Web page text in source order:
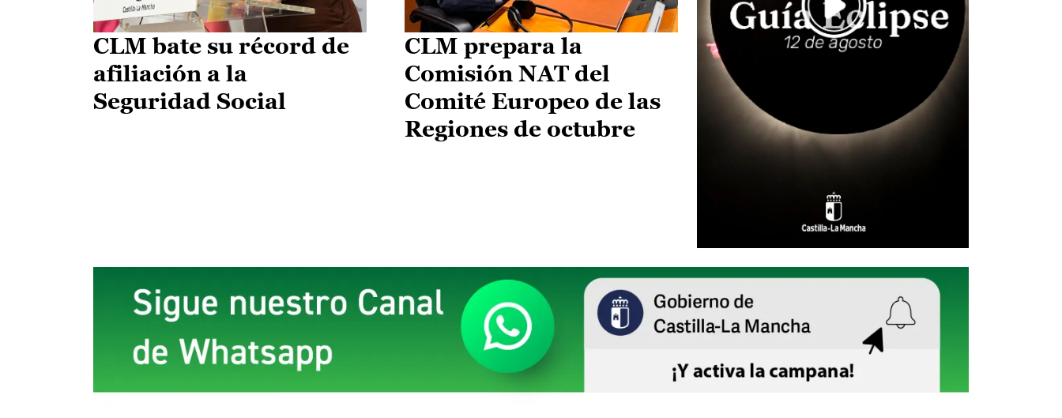
CLM bate su récord de
afiliación a la
Seguridad Social
CLM prepara la
Comisión NAT del
Comité Europeo de las
Regiones de octubre